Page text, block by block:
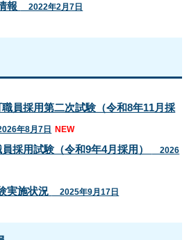
報 2022年2月7日
員採用第二次試験（令和8年11月採
年8月7日 NEW
採用試験（令和9年4月採用） 2026
実施状況 2025年9月17日